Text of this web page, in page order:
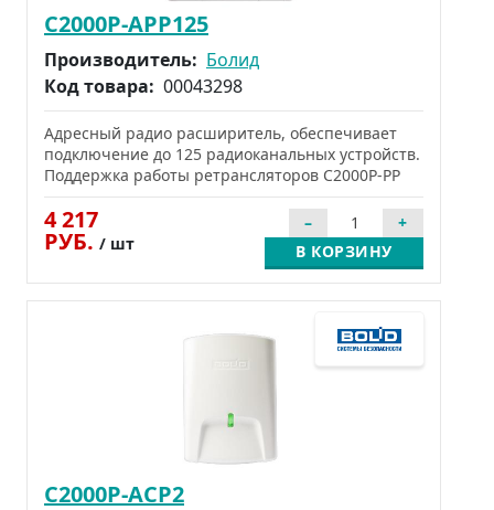
С2000Р-АРР125
Производитель: Болид
Код товара: 00043298
Адресный радио расширитель, обеспечивает
подключение до 125 радиоканальных устройств.
Поддержка работы ретрансляторов С2000Р-РР
4 217
РУБ. / шт В КОРЗИНУ
С2000Р-АСР2